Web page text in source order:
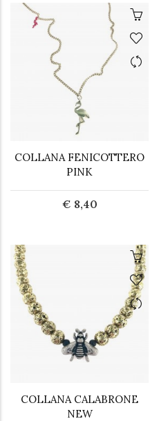
COLLANA FENICOTTERO
PINK
€ 8,40
COLLANA CALABRONE
NEW